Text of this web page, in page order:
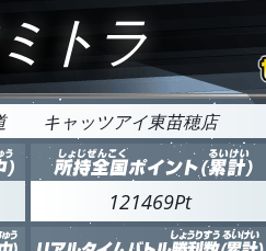
ミトラ
キャッツアイ東苗穂店
121469Pt